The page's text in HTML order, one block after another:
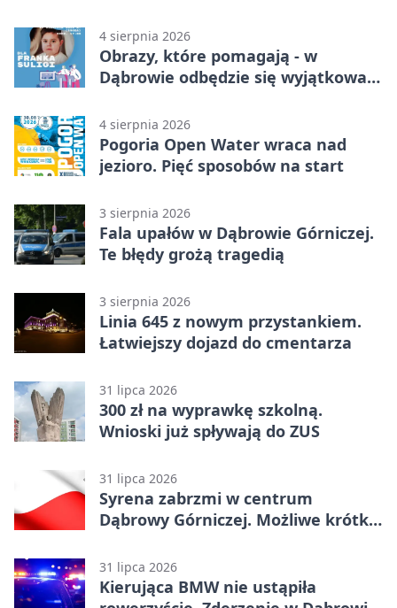
4 sierpnia 2026
Obrazy, które pomagają - w
Dąbrowie odbędzie się wyjątkowa
4 sierpnia 2026
Pogoria Open Water wraca nad
jezioro. Pięć sposobów na start
3 sierpnia 2026
Fala upałów w Dąbrowie Górniczej.
Te błędy grożą tragedią
3 sierpnia 2026
Linia 645 z nowym przystankiem.
Łatwiejszy dojazd do cmentarza
31 lipca 2026
300 zł na wyprawkę szkolną.
Wnioski już spływają do ZUS
31 lipca 2026
Syrena zabrzmi w centrum
Dąbrowy Górniczej. Możliwe krótkie
31 lipca 2026
Kierująca BMW nie ustąpiła